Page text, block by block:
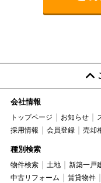
会社情報
トップページ お知らせ
採用情報
会員登録 売却
種別検索
物件検索 土地 新築一戸
中古リフォーム
賃貸物件